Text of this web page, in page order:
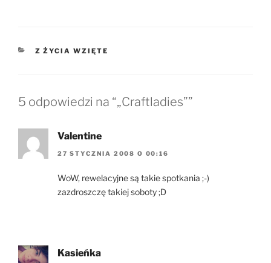
KATEGORIE
Z ŻYCIA WZIĘTE
5 odpowiedzi na “„Craftladies””
Valentine
27 STYCZNIA 2008 O 00:16
WoW, rewelacyjne są takie spotkania ;-)
zazdroszczę takiej soboty ;D
Kasieńka